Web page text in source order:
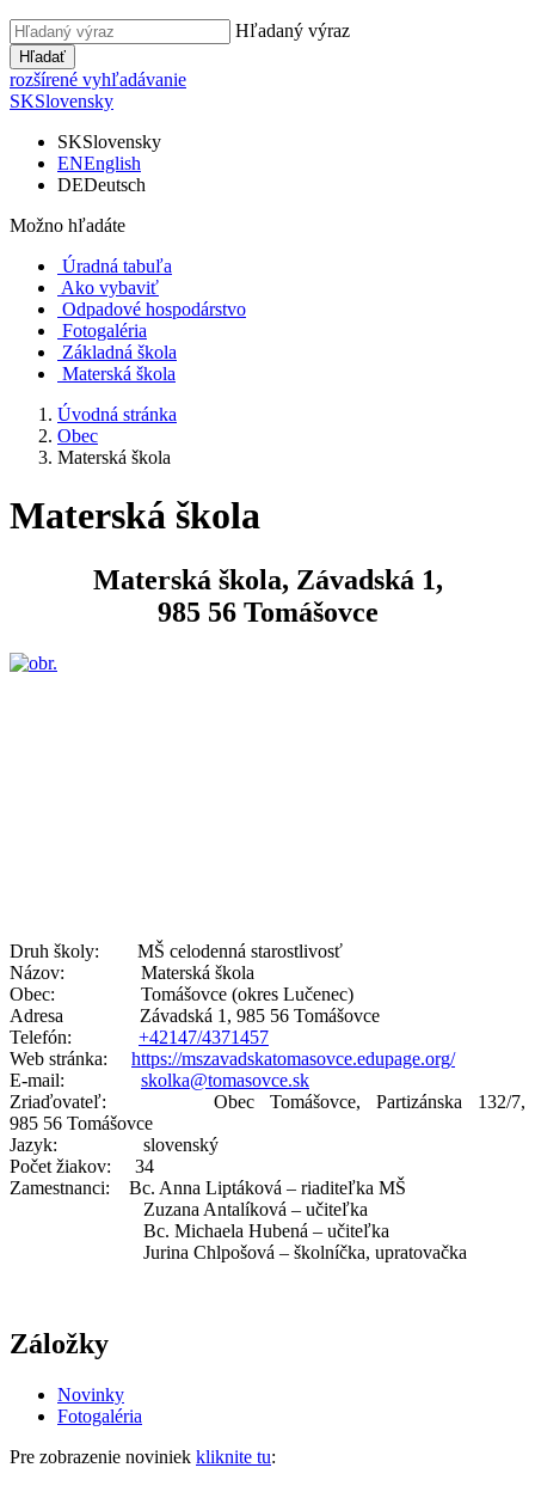
Hľadaný výraz
Hľadať
rozšírené vyhľadávanie
SKSlovensky
SKSlovensky
ENEnglish
DEDeutsch
Možno hľadáte
Úradná tabuľa
Ako vybaviť
Odpadové hospodárstvo
Fotogaléria
Základná škola
Materská škola
Úvodná stránka
Obec
Materská škola
Materská škola
Materská škola, Závadská 1,
985 56 Tomášovce
Druh školy: MŠ celodenná starostlivosť
Názov: Materská škola
Obec: Tomášovce (okres Lučenec)
Adresa Závadská 1, 985 56 Tomášovce
Telefón: +42147/4371457
Web stránka: https://mszavadskatomasovce.edupage.org/
E-mail: skolka@tomasovce.sk
Zriaďovateľ: Obec Tomášovce, Partizánska 132/7,
985 56 Tomášovce
Jazyk: slovenský
Počet žiakov: 34
Zamestnanci: Bc. Anna Liptáková – riaditeľka MŠ
Zuzana Antalíková – učiteľka
Bc. Michaela Hubená – učiteľka
Jurina Chlpošová – školníčka, upratovačka
Záložky
Novinky
Fotogaléria
Pre zobrazenie noviniek kliknite tu: